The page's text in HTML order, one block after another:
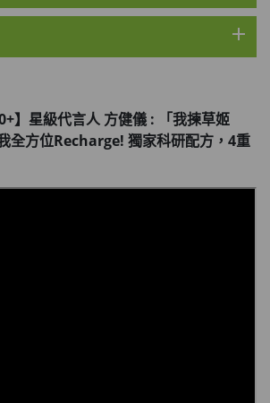
add
】星級代言人 方健儀 : 「我揀草姬
全方位Recharge! 獨家科研配方，4重